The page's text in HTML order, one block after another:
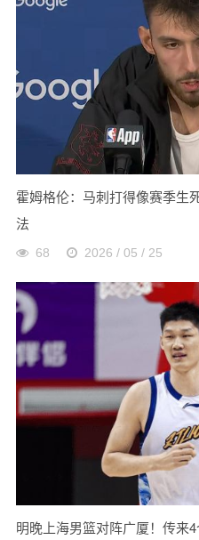
霍姆格伦：马刺打得像赛季生
法
68 2026 / 05 / 25
明晚上海男篮对阵广厦！传来